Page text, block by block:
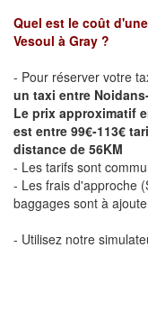
Quel est le coût
Vesoul à Gray ?
- Pour réserver votre
un taxi entre
Le prix approximatif
est entre 99€-113€
distance de 56KM
- Les tarifs sont
- Les frais d'approche
baggages sont à
- Utilisez notre